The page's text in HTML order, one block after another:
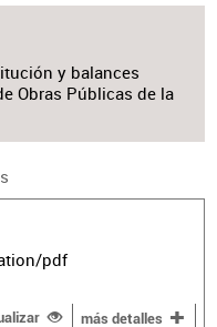
y balances
Obras Públicas de la
pdf
más detalles